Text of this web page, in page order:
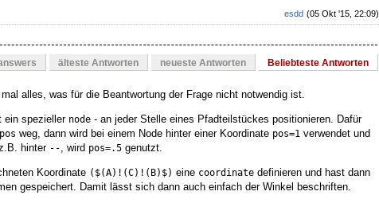
(05 Okt '15, 22:09)
esdd
älteste Antworten neueste Antworten Beliebteste Antworten
alles, was für die Beantwortung der Frage nicht notwendig ist.
ein spezieller node - an jeder Stelle eines Pfadteilstückes positionieren. Dafür
pos weg, dann wird bei einem Node hinter einer Koordinate pos=1 verwendet und
hinter --, wird pos=.5 genutzt.
Koordinate ($(A)!(C)!(B)$) eine coordinate definieren und hast dann
gespeichert. Damit lässt sich dann auch einfach der Winkel beschriften.